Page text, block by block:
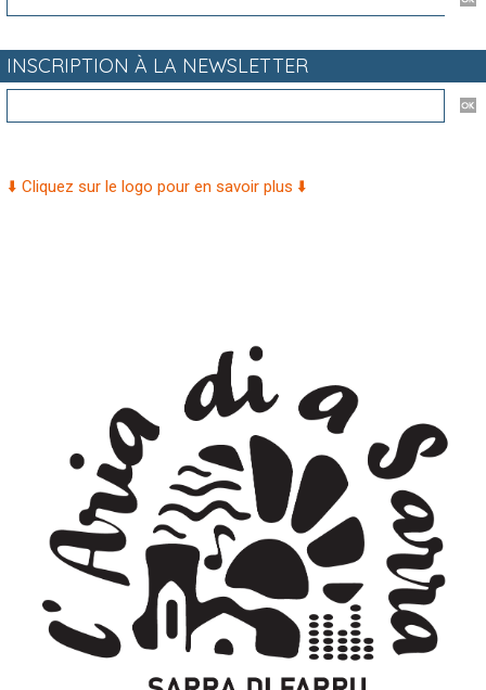
INSCRIPTION À LA NEWSLETTER
⬇️ Cliquez sur le logo pour en savoir plus ⬇️